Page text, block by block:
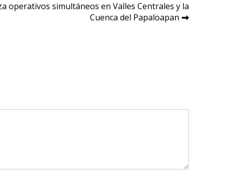
operativos simultáneos en Valles Centrales y la
Cuenca del Papaloapan